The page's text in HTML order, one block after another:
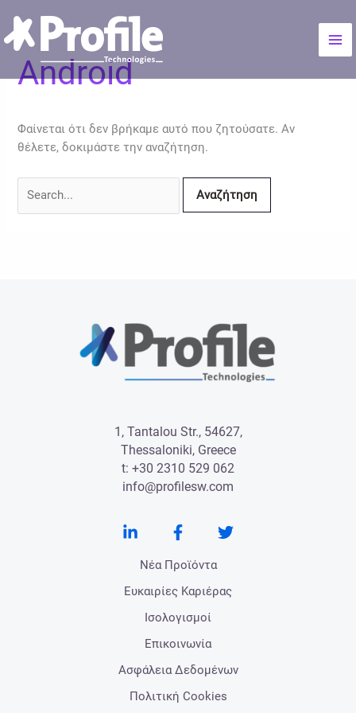
περιεχόμενο
Android
Φαίνεται ότι δεν βρήκαμε αυτό που ζητούσατε. Αν
θέλετε, δοκιμάστε την αναζήτηση.
για:
1, Tantalou Str., 54627,
Thessaloniki, Greece
t: +30 2310 529 062
info@profilesw.com
Νέα Προϊόντα
Ευκαιρίες Καριέρας
Ισολογισμοί
Επικοινωνία
Ασφάλεια Δεδομένων
Πολιτική Cookies